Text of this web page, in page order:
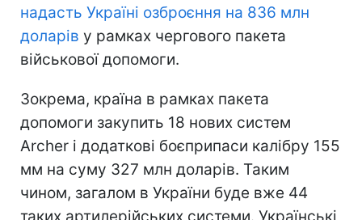
надасть Україні озброєння на 836 млн
доларів у рамках чергового пакета
військової допомоги.
Зокрема, країна в рамках пакета
допомоги закупить 18 нових систем
Archer і додаткові боєприпаси калібру 155
мм на суму 327 млн доларів. Таким
чином, загалом в України буде вже 44
таких артилерійських системи. Українські